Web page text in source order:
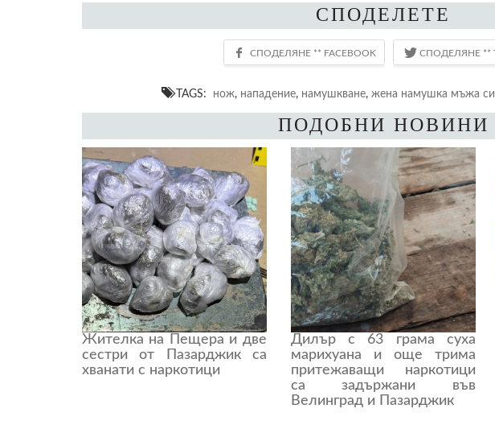
СПОДЕЛЕТЕ
TAGS: нож, нападение, намушкване, жена намушка мъжа си
ПОДОБНИ НОВИНИ
Жителка на Пещера и две
сестри от Пазарджик са
хванати с наркотици
Дилър с 63 грама суха
марихуана и още трима
притежаващи наркотици
са задържани във
Велинград и Пазарджик